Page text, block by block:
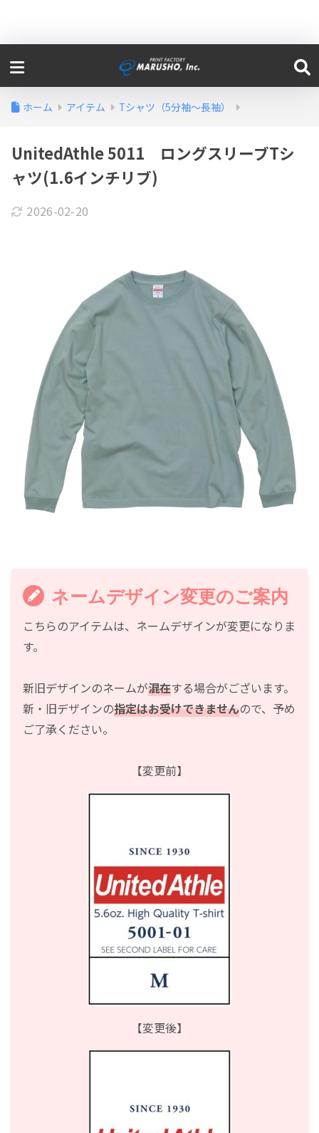
ホーム アイテム Tシャツ（5分袖〜長袖）
UnitedAthle 5011 ロングスリーブTシ
ャツ(1.6インチリブ)
2026-02-20
ネームデザイン変更のご案内
こちらのアイテムは、ネームデザインが変更になりま
す。
新旧デザインのネームが混在する場合がございます。
新・旧デザインの指定はお受けできませんので、予め
ご了承ください。
【変更前】
【変更後】